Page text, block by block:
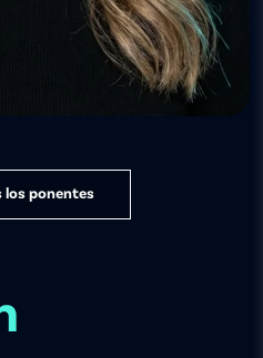
los ponentes